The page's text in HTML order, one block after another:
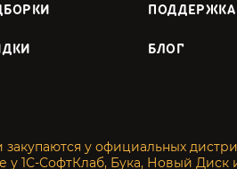
ПОДДЕРЖКА
БЛОГ
у официальных
у 1С-СофтКлаб, Бука, Новый Диск